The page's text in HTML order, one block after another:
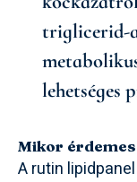
triglicerid-
lehetséges
Mikor
A rutin